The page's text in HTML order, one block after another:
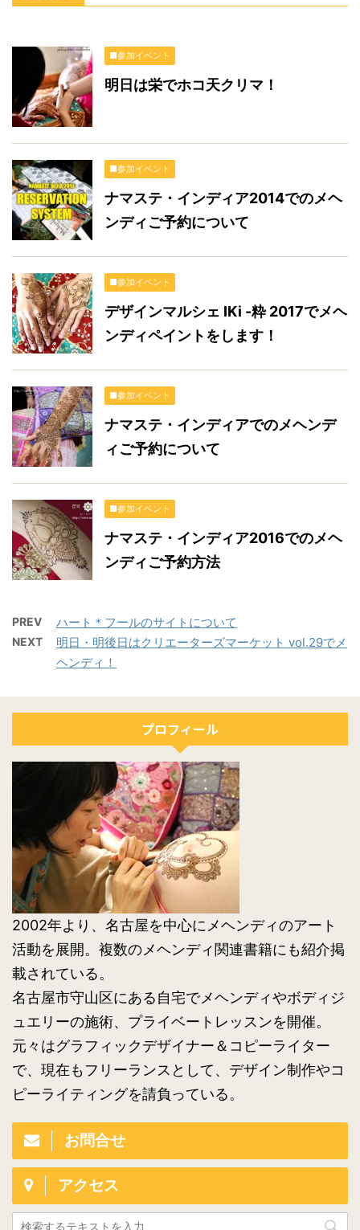
■参加イベント
明日は栄でホコ天クリマ！
■参加イベント
ナマステ・インディア2014でのメヘ
ンディご予約について
■参加イベント
デザインマルシェ IKi -粋 2017でメヘ
ンディペイントをします！
■参加イベント
ナマステ・インディアでのメヘンデ
ィご予約について
■参加イベント
ナマステ・インディア2016でのメヘ
ンディご予約方法
PREV ハート＊フールのサイトについて
NEXT
明日・明後日はクリエーターズマーケット vol.29でメ
ヘンディ！
プロフィール
2002年より、名古屋を中心にメヘンディのアート
活動を展開。複数のメヘンディ関連書籍にも紹介掲
載されている。
名古屋市守山区にある自宅でメヘンディやボディジ
ュエリーの施術、プライベートレッスンを開催。
元々はグラフィックデザイナー＆コピーライター
で、現在もフリーランスとして、デザイン制作やコ
ピーライティングを請負っている。
お問合せ
アクセス